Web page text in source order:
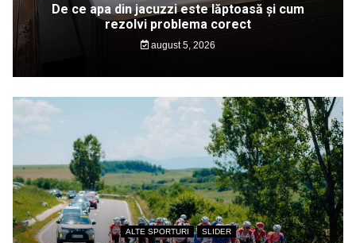
De ce apa din jacuzzi este lăptoasă și cum
rezolvi problema corect
august 5, 2026
ALTE SPORTURI SLIDER